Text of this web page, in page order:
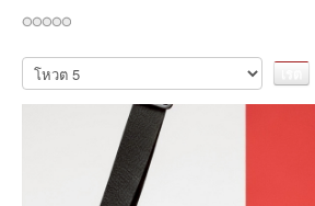
กรุณา
ให้
คะแนน